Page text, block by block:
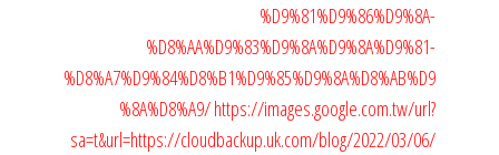
%D9%81%D9%86%D9%8A-
%D8%AA%D9%83%D9%8A%D9%8A%D9%81-
%D8%A7%D9%84%D8%B1%D9%85%D9%8A%D8%AB%D9
%8A%D8%A9/https://images.google.com.tw/url?
sa=t&url=https://cloudbackup.uk.com/blog/2022/03/06/